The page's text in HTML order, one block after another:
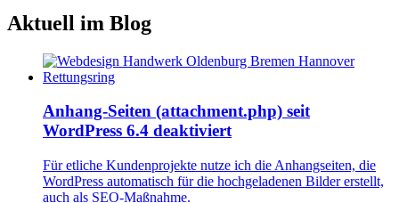
Aktuell im Blog
Anhang-Seiten (attachment.php) seit
WordPress 6.4 deaktiviert
Für etliche Kundenprojekte nutze ich die Anhangseiten, die
WordPress automatisch für die hochgeladenen Bilder erstellt,
auch als SEO-Maßnahme.